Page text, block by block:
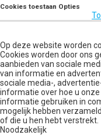
Cookies toestaan Opties
Op deze website worden
Cookies worden door ons
aanbieden van sociale
van informatie en
sociale media-,
informatie over hoe u
informatie gebruiken in
mogelijk hebben
of die u hen hebt verstrekt.
Noodzakelijk